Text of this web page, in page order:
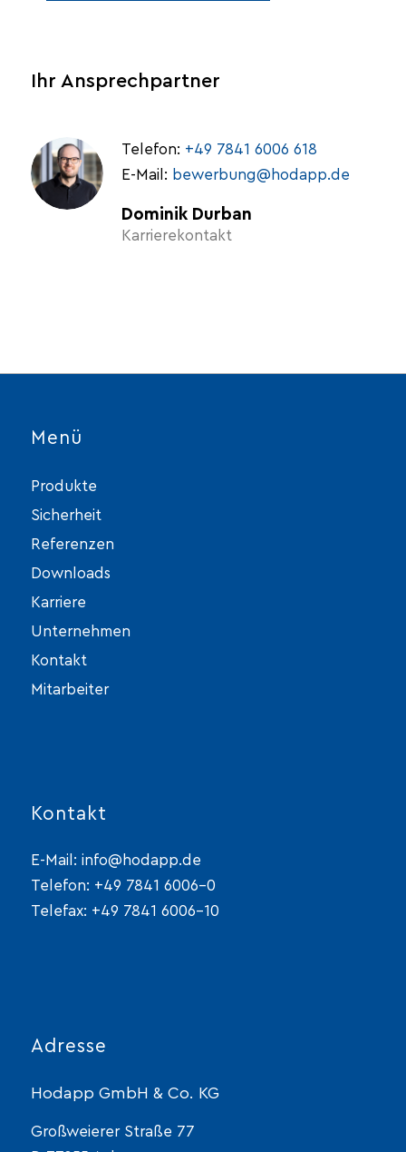
Ihr Ansprechpartner
Telefon: +49 7841 6006 618
E-Mail: bewerbung@hodapp.de
Dominik Durban
Karrierekontakt
Menü
Produkte
Sicherheit
Referenzen
Downloads
Karriere
Unternehmen
Kontakt
Mitarbeiter
Kontakt
E-Mail: info@hodapp.de
Telefon: +49 7841 6006-0
Telefax: +49 7841 6006-10
Adresse
Hodapp GmbH & Co. KG
Großweierer Straße 77